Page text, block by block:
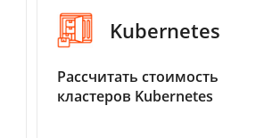
Kubernetes
Рассчитать стоимость
кластеров Kubernetes